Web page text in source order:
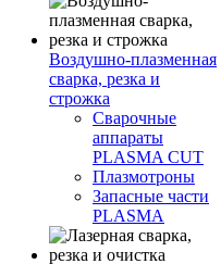
Воздушно-плазменная
сварка, резка и
строжка
Сварочные
аппараты
PLASMA CUT
Плазмотроны
Запасные части
PLASMA